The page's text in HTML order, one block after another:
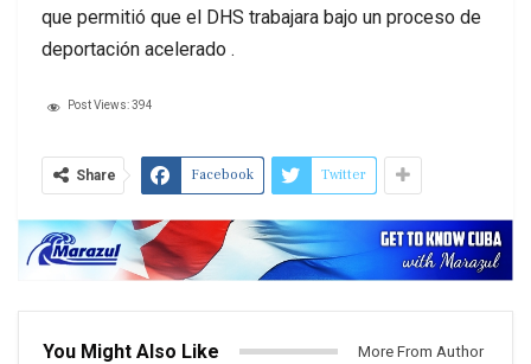
que permitió que el DHS trabajara bajo un proceso de
deportación acelerado .
Post Views:394
Share Facebook Twitter
You Might Also Like More From Author